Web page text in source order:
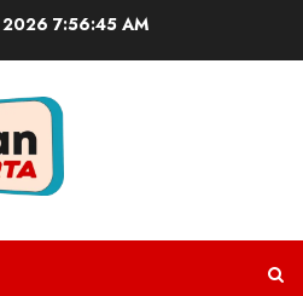
7:56:46 AM